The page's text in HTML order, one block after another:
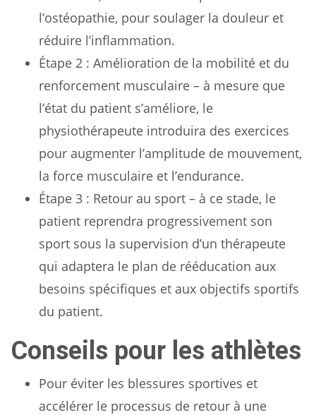
l’ostéopathie, pour soulager la douleur et
réduire l’inflammation.
Étape 2 : Amélioration de la mobilité et du
renforcement musculaire – à mesure que
l’état du patient s’améliore, le
physiothérapeute introduira des exercices
pour augmenter l’amplitude de mouvement,
la force musculaire et l’endurance.
Étape 3 : Retour au sport – à ce stade, le
patient reprendra progressivement son
sport sous la supervision d’un thérapeute
qui adaptera le plan de rééducation aux
besoins spécifiques et aux objectifs sportifs
du patient.
Conseils pour les athlètes
Pour éviter les blessures sportives et
accélérer le processus de retour à une